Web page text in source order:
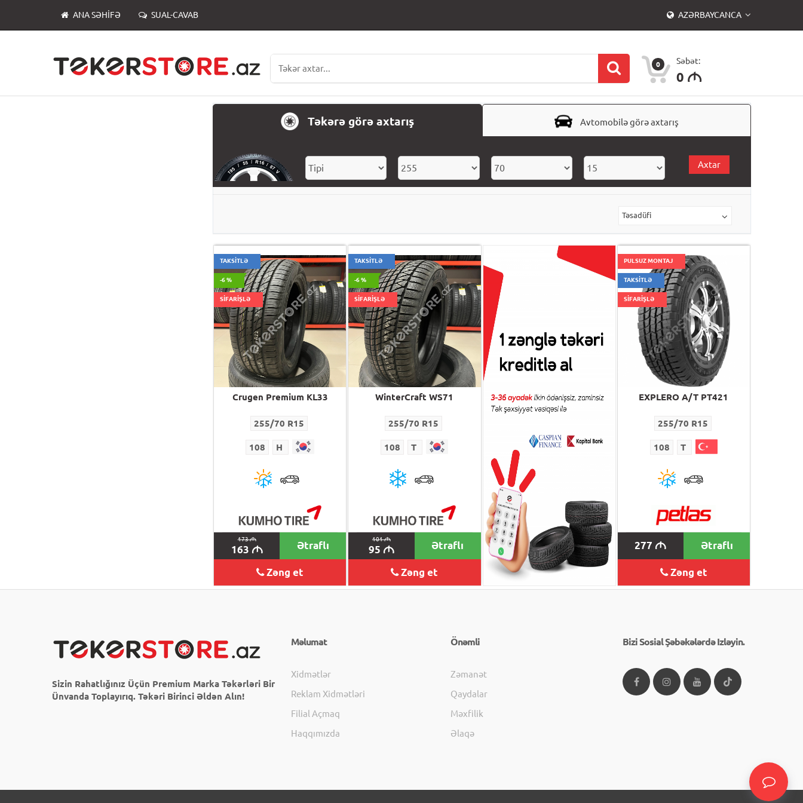
ANA SƏHIFƏ SUAL-CAVAB AZƏRBAYCANCA
0 Səbət:
0 M
Təkərə görə axtarış Avtomobilə görə axtarış
Axtar
Təsadüfi
TAKSİTLƏ
-6 %
SİFARİŞLƏ
Crugen Premium KL33
255/70 R15
108 H
173M
163 M Ətraflı
Zəng et
TAKSİTLƏ
-6 %
SİFARİŞLƏ
WinterCraft WS71
255/70 R15
108 T
101M
95 M Ətraflı
Zəng et
EXPLERO A/T PT421
108 T
277 M
PULSUZ MONTAJ
TAKSİTLƏ
SİFARİŞLƏ
EXPLERO A/T PT421
255/70 R15
108 T
277 M Ətraflı
Zəng et
Sizin Rahatlığınız Üçün Premium Marka Təkərləri Bir
Ünvanda Toplayırıq. Təkəri Birinci Əldən Alın!
Məlumat
Xidmətlər
Reklam Xidmətləri
Filial Açmaq
Haqqımızda
Önəmli
Zəmanət
Qaydalar
Məxfilik
Əlaqə
Bizi Sosial Şəbəkələrdə Izləyin.